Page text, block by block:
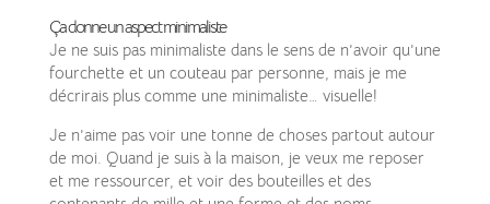
Ça donne un aspect minimaliste
Je ne suis pas minimaliste dans le sens de n’avoir qu’une
fourchette et un couteau par personne, mais je me
décrirais plus comme une minimaliste… visuelle!
Je n’aime pas voir une tonne de choses partout autour
de moi. Quand je suis à la maison, je veux me reposer
et me ressourcer, et voir des bouteilles et des